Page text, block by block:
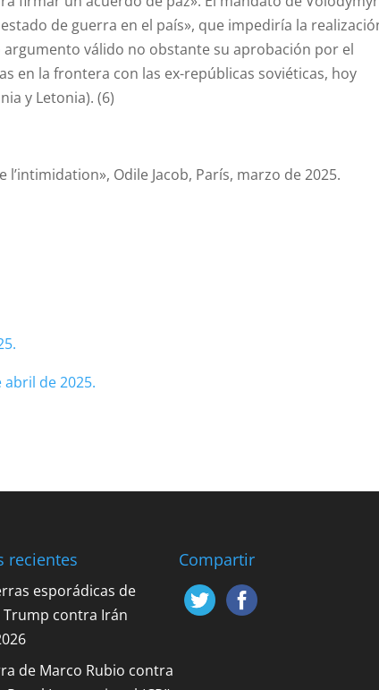
de guerra en el país», que impediría la
válido no obstante su aprobación por el
en la frontera con las ex-repúblicas soviéticas, hoy
y Letonia). (6)
Odile Jacob, París, marzo de 2025.
de 2025.
recientes
esporádicas de
Trump contra Irán
de Marco Rubio contra
Compartir